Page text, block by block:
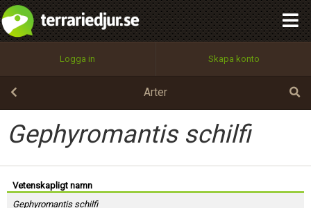
Logga in Skapa konto
Arter
Gephyromantis schilfi
Vetenskapligt namn
Gephyromantis schilfi
Utför
100%
OK
integritetspolicy
Namn:
Epost:
Användarnamn:
Begär nytt lösenord
Tillbaka till förstasidan